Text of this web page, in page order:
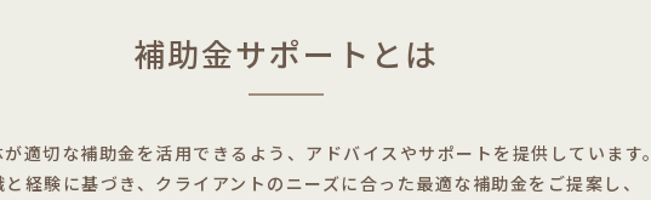
補助金サポートとは
適切な補助金を活用できるよう、アドバイスやサポートを提供しています。
経験に基づき、クライアントのニーズに合った最適な補助金をご提案し、